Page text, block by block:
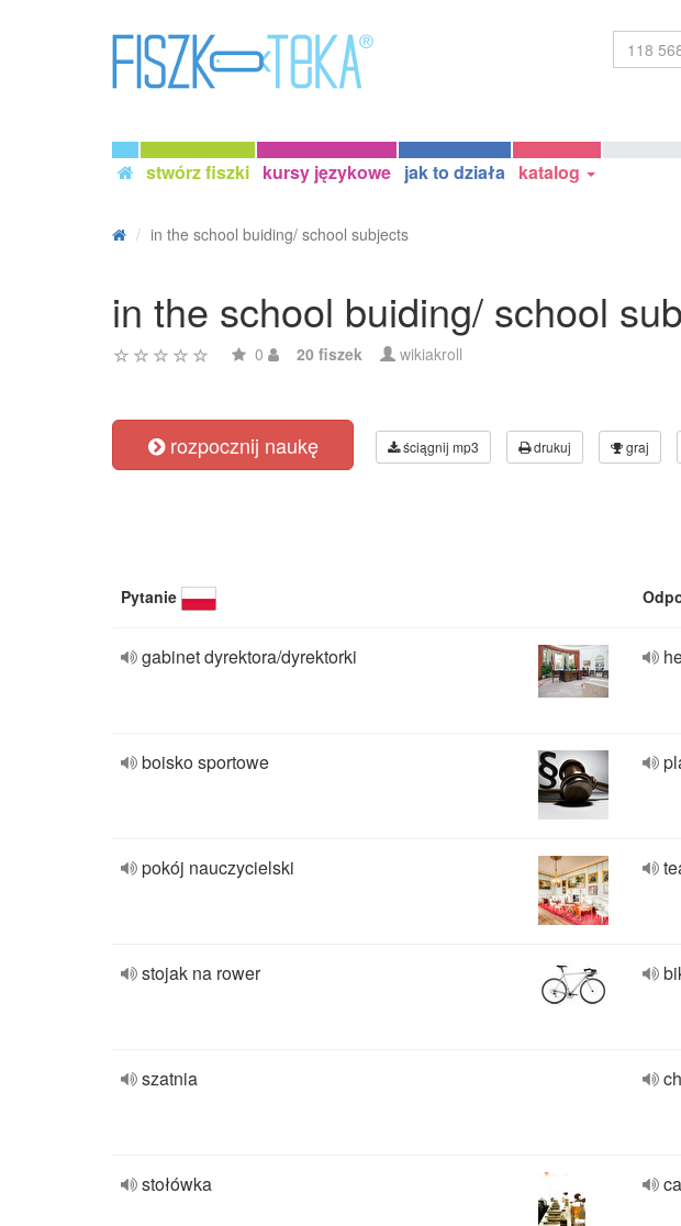
stwórz fiszki kursy językowe jak to działa katalog
in the school buiding/ school subjects
in the school buiding/ school
0 20 fiszek wikiakroll
rozpocznij naukę ściągnij mp3 drukuj graj
Pytanie
gabinet dyrektora/dyrektorki
boisko sportowe
pokój nauczycielski
stojak na rower
szatnia
stołówka